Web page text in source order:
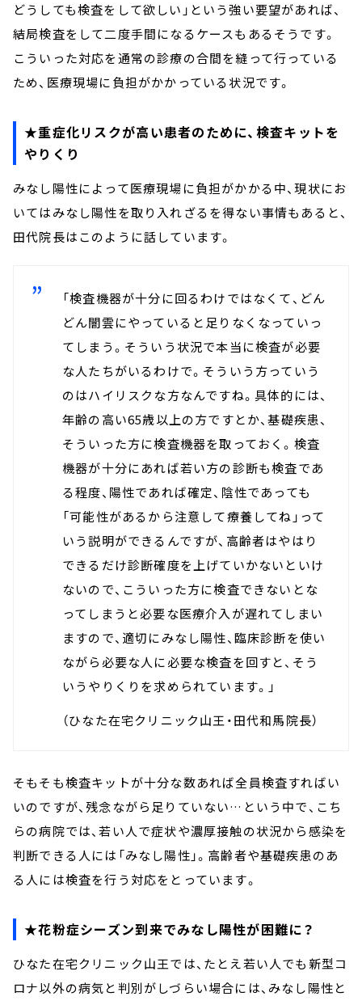
どうしても検査をして欲しい」という強い要望があれば、
結局検査をして二度手間になるケースもあるそうです。
こういった対応を通常の診療の合間を縫って行っている
ため、医療現場に負担がかかっている状況です。
★重症化リスクが高い患者のために、検査キットを
やりくり
みなし陽性によって医療現場に負担がかかる中、現状にお
いてはみなし陽性を取り入れざるを得ない事情もあると、
田代院長はこのように話しています。
「検査機器が十分に回るわけではなくて、どん
どん闇雲にやっていると足りなくなっていっ
てしまう。そういう状況で本当に検査が必要
な人たちがいるわけで。そういう方っていう
のはハイリスクな方なんですね。具体的には、
年齢の高い65歳以上の方ですとか、基礎疾患、
そういった方に検査機器を取っておく。検査
機器が十分にあれば若い方の診断も検査であ
る程度、陽性であれば確定、陰性であっても
「可能性があるから注意して療養してね」って
いう説明ができるんですが、高齢者はやはり
できるだけ診断確度を上げていかないといけ
ないので、こういった方に検査できないとな
ってしまうと必要な医療介入が遅れてしまい
ますので、適切にみなし陽性、臨床診断を使い
ながら必要な人に必要な検査を回すと、そう
いうやりくりを求められています。」
（ひなた在宅クリニック山王・田代和馬院長）
そもそも検査キットが十分な数あれば全員検査すればい
いのですが、残念ながら足りていない…という中で、こち
らの病院では、若い人で症状や濃厚接触の状況から感染を
判断できる人には「みなし陽性」。高齢者や基礎疾患のあ
る人には検査を行う対応をとっています。
★花粉症シーズン到来でみなし陽性が困難に？
ひなた在宅クリニック山王では、 たとえ若い人でも新型コ
ロナ以外の病気と判別がしづらい場合には、みなし陽性と